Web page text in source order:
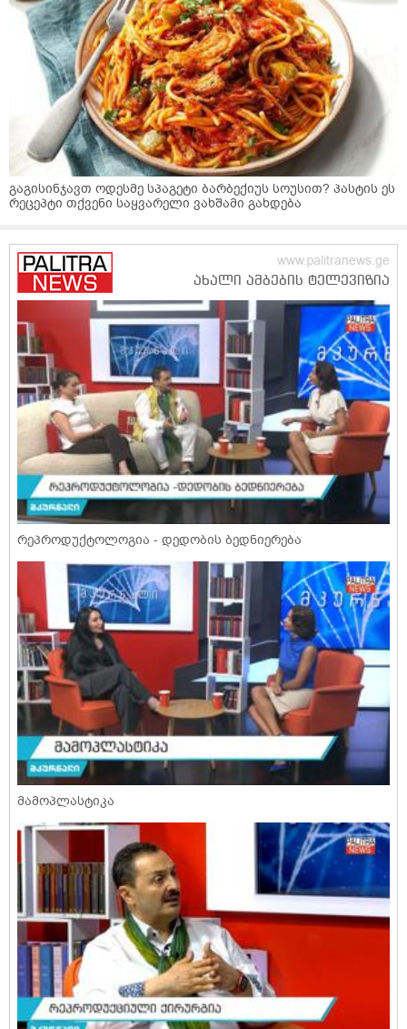
გაგისინჯავთ ოდესმე სპაგეტი ბარბექიუს სოუსით? პასტის ეს
რეცეპტი თქვენი საყვარელი ვახშამი გახდება
რეპროდუქტოლოგია - დედობის ბედნიერება
მამოპლასტიკა